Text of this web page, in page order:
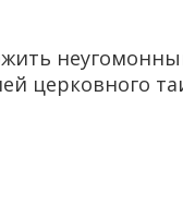
церковного